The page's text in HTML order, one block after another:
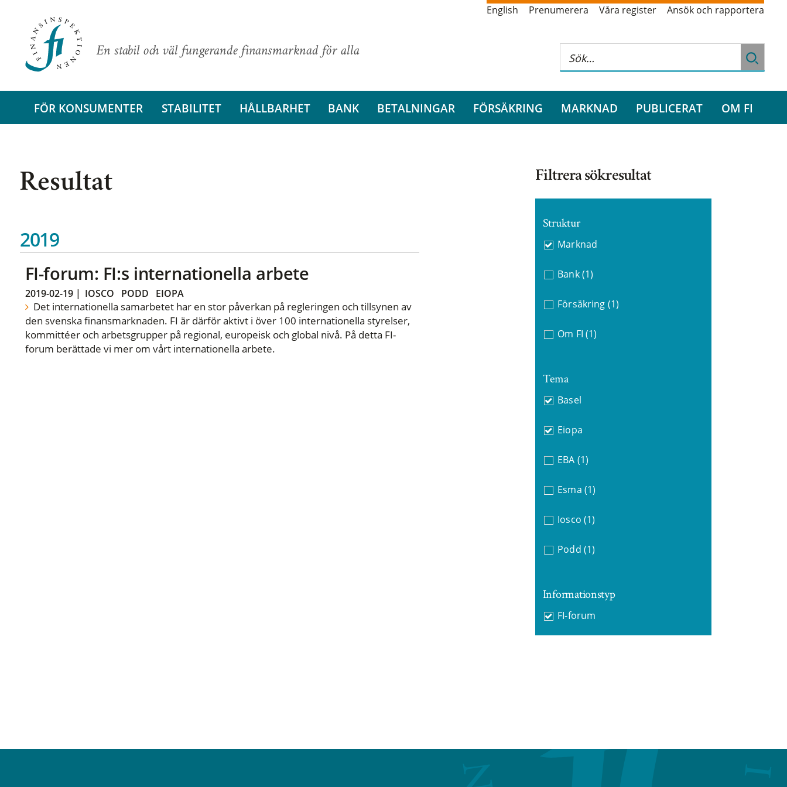
En stabil och väl fungerande finansmarknad för alla
English Prenumerera Våra register Ansök och rapportera
FÖR KONSUMENTER STABILITET HÅLLBARHET BANK BETALNINGAR FÖRSÄKRING MARKNAD PUBLICERAT OM FI
Resultat
2019
FI-forum: FI:s internationella arbete
2019-02-19| IOSCO PODD EIOPA
Det internationella samarbetet har en stor påverkan på regleringen och tillsynen av
den svenska finansmarknaden. FI är därför aktivt i över 100 internationella styrelser,
kommittéer och arbetsgrupper på regional, europeisk och global nivå. På detta FI-
forum berättade vi mer om vårt internationella arbete.
Filtrera sökresultat
Struktur
Marknad
Bank (1)
Försäkring (1)
Om FI (1)
Tema
Basel
Eiopa
EBA (1)
Esma (1)
Iosco (1)
Podd (1)
Informationstyp
FI-forum